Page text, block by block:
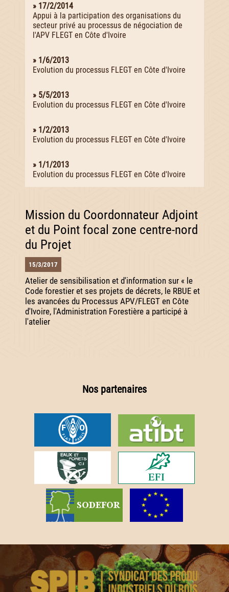
» 17/2/2014
Appui à la participation des organisations du
secteur privé au processus de négociation de
l'APV FLEGT en Côte d'Ivoire
» 1/6/2013
Evolution du processus FLEGT en Côte d'Ivoire
» 5/5/2013
Evolution du processus FLEGT en Côte d'Ivoire
» 1/2/2013
Evolution du processus FLEGT en Côte d'Ivoire
» 1/1/2013
Evolution du processus FLEGT en Côte d'Ivoire
Mission du Coordonnateur Adjoint
et du Point focal zone centre-nord
du Projet
15/3/2017
Atelier de sensibilisation et d'information sur « le
Code forestier et ses projets de décrets, le RBUE et
les avancées du Processus APV/FLEGT en Côte
d'Ivoire, l'Administration Forestière a participé à
l'atelier
Nos partenaires